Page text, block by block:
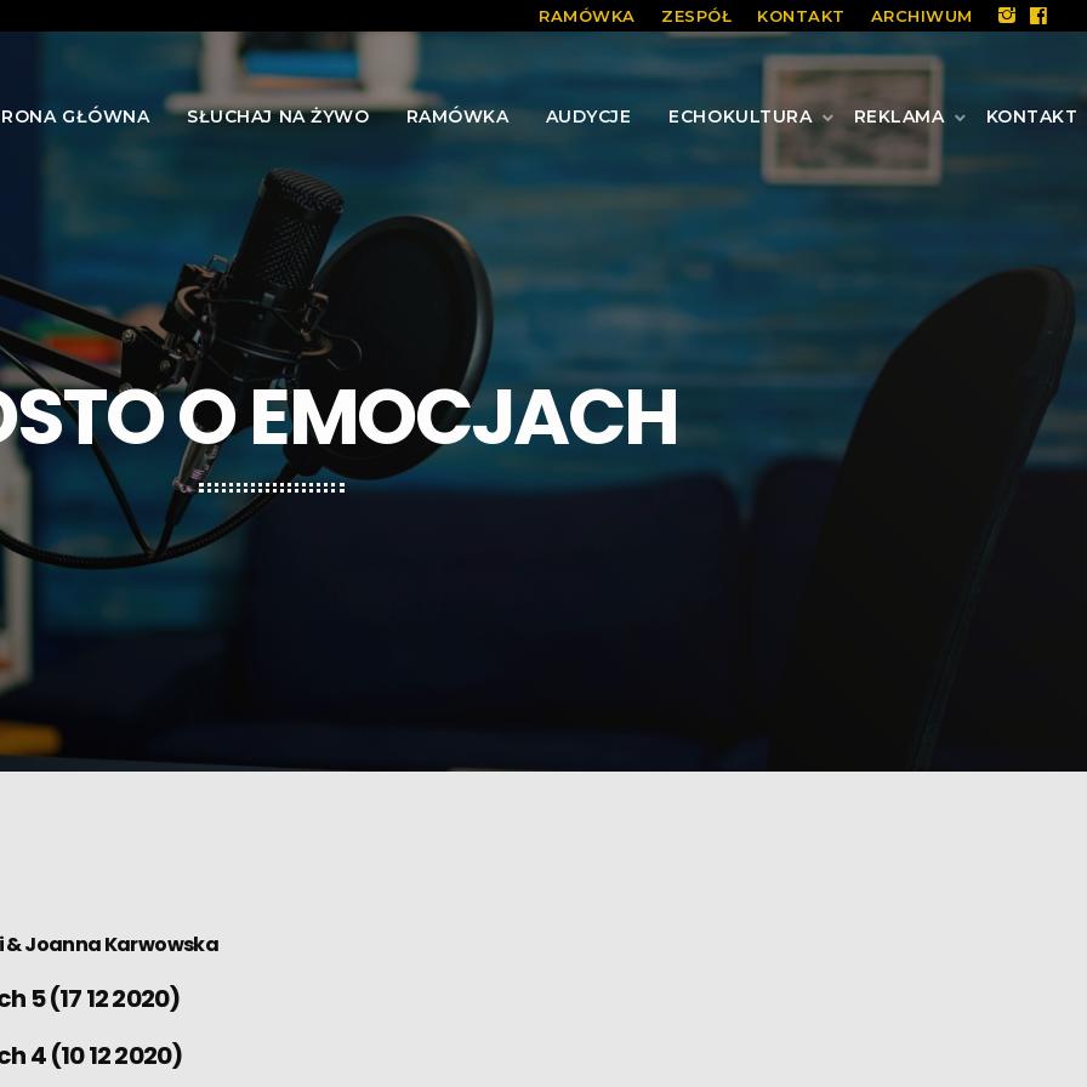
RAMÓWKA ZESPÓŁ KONTAKT ARCHIWUM
GŁÓWNA SŁUCHAJ NA ŻYWO RAMÓWKA AUDYCJE ECHOKULTURA REKLAMA KONTAKT
O EMOCJACH
&Joanna Karwowska
5 (17 12 2020)
4 (10 12 2020)